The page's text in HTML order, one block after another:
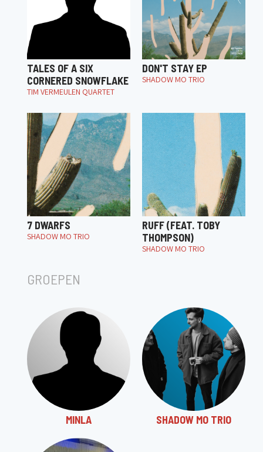
TALES OF A SIX
CORNERED SNOWFLAKE
TIM VERMEULEN QUARTET
DON'T STAY EP
SHADOW MO TRIO
7 DWARFS
SHADOW MO TRIO
RUFF (FEAT. TOBY
THOMPSON)
SHADOW MO TRIO
GROEPEN
MINLA SHADOW MO TRIO